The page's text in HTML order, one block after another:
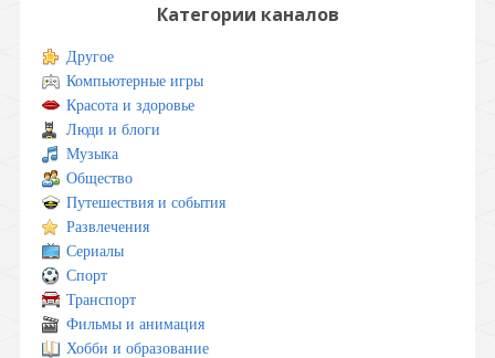
Категории каналов
Другое
Компьютерные игры
Красота и здоровье
Люди и блоги
Музыка
Общество
Путешествия и события
Развлечения
Сериалы
Спорт
Транспорт
Фильмы и анимация
Хобби и образование